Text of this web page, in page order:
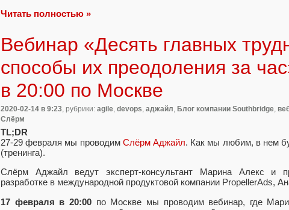
Читать полностью »
Вебинар «Десять главных
способы их преодоления за
в 20:00 по Москве
2020-02-14 в 9:23 , рубрики: agile devops аджайл Блог компании Southbridge
Слёрм
TL;DR
27-29 февраля мы проводим Слёрм Аджайл. Как мы любим, в нем
(тренинга).
Слёрм Аджайл ведут эксперт-консультант Марина Алекс и
разработке в международной продуктовой компании PropellerAds,
17 февраля в 20:00 по Москве мы проводим вебинар, где